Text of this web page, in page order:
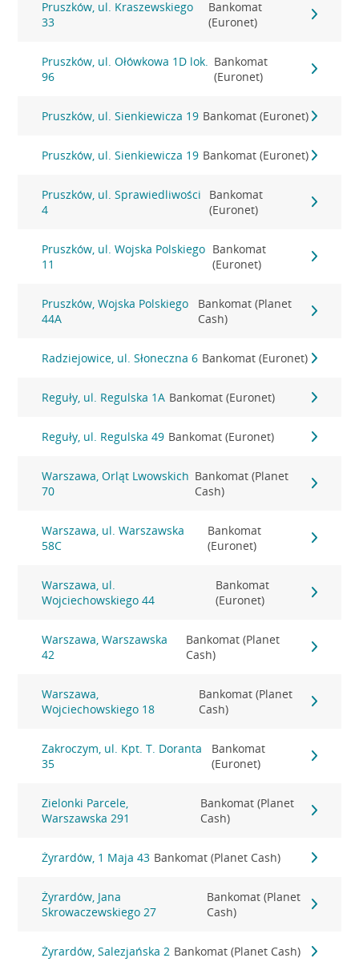
Pruszków, ul. Kraszewskiego
33
Bankomat
(Euronet)
Pruszków, ul. Ołówkowa 1D lok.
96
Bankomat
(Euronet)
Pruszków, ul. Sienkiewicza 19 Bankomat (Euronet)
Pruszków, ul. Sienkiewicza 19 Bankomat (Euronet)
Pruszków, ul. Sprawiedliwości
4
Bankomat
(Euronet)
Pruszków, ul. Wojska Polskiego
11
Bankomat
(Euronet)
Pruszków, Wojska Polskiego
44A
Bankomat (Planet
Cash)
Radziejowice, ul. Słoneczna 6 Bankomat (Euronet)
Reguły, ul. Regulska 1A Bankomat (Euronet)
Reguły, ul. Regulska 49 Bankomat (Euronet)
Warszawa, Orląt Lwowskich
70
Bankomat (Planet
Cash)
Warszawa, ul. Warszawska
58C
Bankomat
(Euronet)
Warszawa, ul.
Wojciechowskiego 44
Bankomat
(Euronet)
Warszawa, Warszawska
42
Bankomat (Planet
Cash)
Warszawa,
Wojciechowskiego 18
Bankomat (Planet
Cash)
Zakroczym, ul. Kpt. T. Doranta
35
Bankomat
(Euronet)
Zielonki Parcele,
Warszawska 291
Bankomat (Planet
Cash)
Żyrardów, 1 Maja 43 Bankomat (Planet Cash)
Żyrardów, Jana
Skrowaczewskiego 27
Bankomat (Planet
Cash)
Żyrardów, Salezjańska 2 Bankomat (Planet Cash)